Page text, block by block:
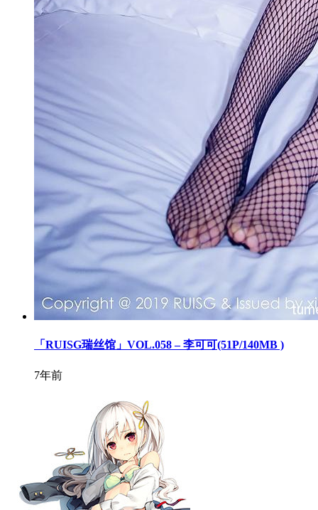
「RUISG瑞丝馆」VOL.058 – 李可可(51P/140MB )
7年前